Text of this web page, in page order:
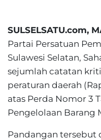
SULSELSATU.com,
Partai Persatuan
Sulawesi Selatan,
sejumlah catatan
peraturan daerah
atas Perda Nomor 3
Pengelolaan Barang
Pandangan tersebut